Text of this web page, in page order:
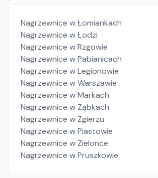
Nagrzewnice w Łomiankach
Nagrzewnice w Łodzi
Nagrzewnice w Rzgowie
Nagrzewnice w Pabianicach
Nagrzewnice w Legionowie
Nagrzewnice w Warszawie
Nagrzewnice w Markach
Nagrzewnice w Ząbkach
Nagrzewnice w Zgierzu
Nagrzewnice w Piastowie
Nagrzewnice w Zielonce
Nagrzewnice w Pruszkowie